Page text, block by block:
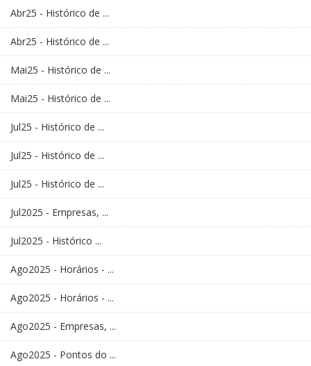
Abr25 - Histórico de ...
Abr25 - Histórico de ...
Mai25 - Histórico de ...
Mai25 - Histórico de ...
Jul25 - Histórico de ...
Jul25 - Histórico de ...
Jul25 - Histórico de ...
Jul2025 - Empresas, ...
Jul2025 - Histórico ...
Ago2025 - Horários - ...
Ago2025 - Horários - ...
Ago2025 - Empresas, ...
Ago2025 - Pontos do ...